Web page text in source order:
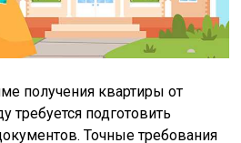
получения квартиры от
требуется подготовить
Точные требования